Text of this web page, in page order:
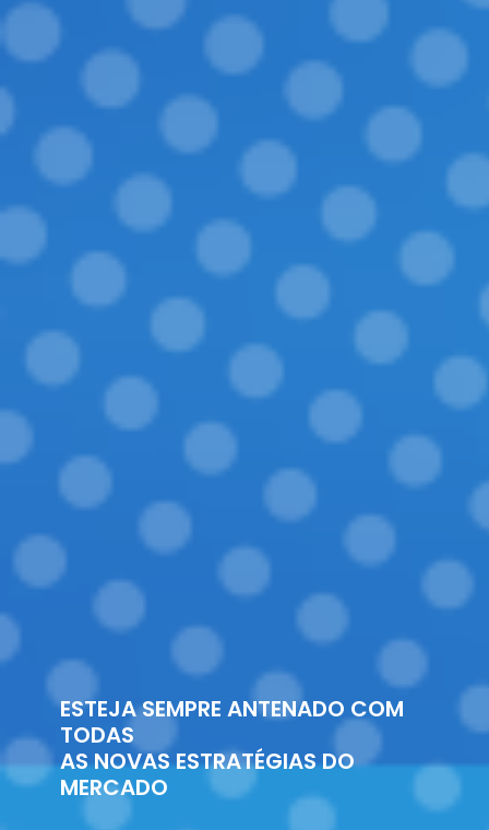
ESTEJA SEMPRE ANTENADO COM
TODAS
AS NOVAS ESTRATÉGIAS DO
MERCADO